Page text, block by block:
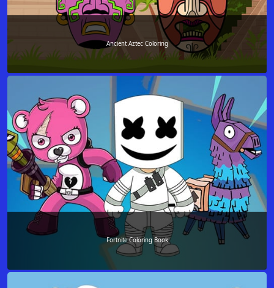
Ancient Aztec Coloring
Fortnite Coloring Book